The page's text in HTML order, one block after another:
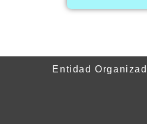
Entidad